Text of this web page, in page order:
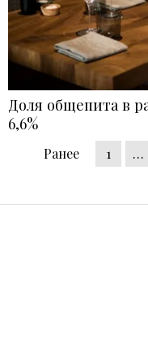
Доля общепита в
6,6%
Ранее 1 …